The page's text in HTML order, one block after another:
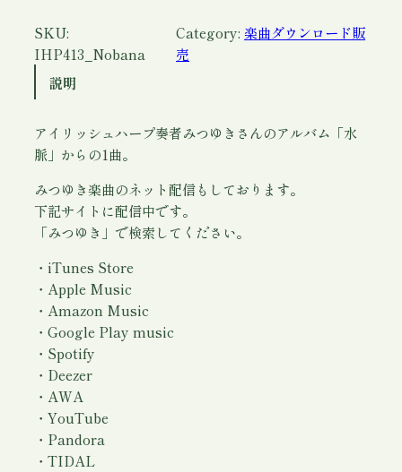
ウ
ン
ー
)
/
み
つ
ゆ
個
SKU:
IHP413_Nobana
Category:楽曲ダウンロード販
売
説明
アイリッシュハープ奏者みつゆきさんのアルバム「水
脈」からの1曲。
みつゆき楽曲のネット配信もしております。
下記サイトに配信中です。
「みつゆき」で検索してください。
・iTunes Store
・Apple Music
・Amazon Music
・Google Play music
・Spotify
・Deezer
・AWA
・YouTube
・Pandora
・TIDAL